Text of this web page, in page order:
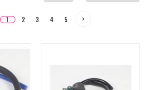
店舗を探す
1 2 3 4 5